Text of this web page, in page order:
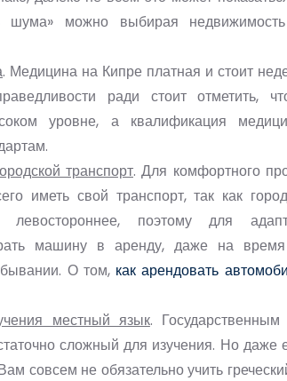
шума» можно выбирая
. Медицина на Кипре платная и стоит
ради стоит отметить,
уровне, а квалификация
транспорт. Для комфортного
иметь свой транспорт, так как
поэтому для
машину в аренду, даже на
О том, как арендовать
местный язык.
сложный для изучения. Но
совсем не обязательно учить